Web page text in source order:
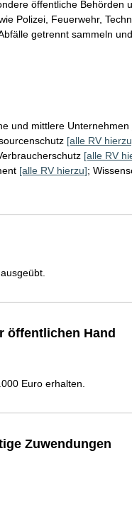
öffentliche Behörden
Polizei, Feuerwehr,
getrennt sammeln
und mittlere Unternehmen
[alle RV
[alle RV
[alle RV hierzu];
öffentlichen Hand
Euro erhalten.
Zuwendungen